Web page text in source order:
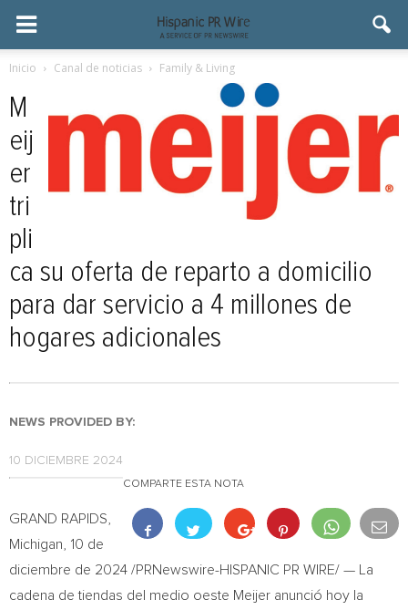
Inicio Canal de noticias Family & Living
M
eij
er
tri
pli
ca su oferta de reparto a domicilio
para dar servicio a 4 millones de
hogares adicionales
NEWS PROVIDED BY:
10 DICIEMBRE 2024
COMPARTE ESTA NOTA
GRAND RAPIDS,
Michigan
10 de
diciembre de 2024 /PRNewswire-HISPANIC PR WIRE/ — La
cadena de tiendas del medio oeste Meijer anunció hoy la